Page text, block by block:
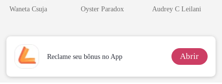
o Pai da Minha
Waneta Csuja
Agora me
Oyster Paradox
Magnata
Audrey C Leilani
Reclame seu bônus no App Abrir